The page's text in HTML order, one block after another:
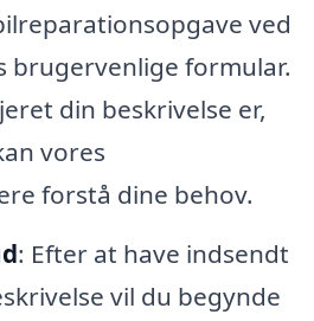
ved
brugervenlige formular.
din beskrivelse er,
vores
forstå dine behov.
: Efter at have indsendt
vil du begynde